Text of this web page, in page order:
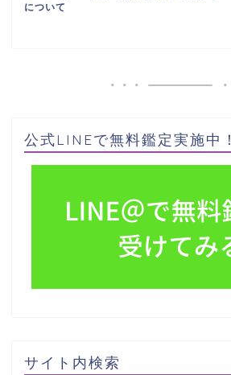
について
公式LINEで無料鑑定実施中！
サイト内検索